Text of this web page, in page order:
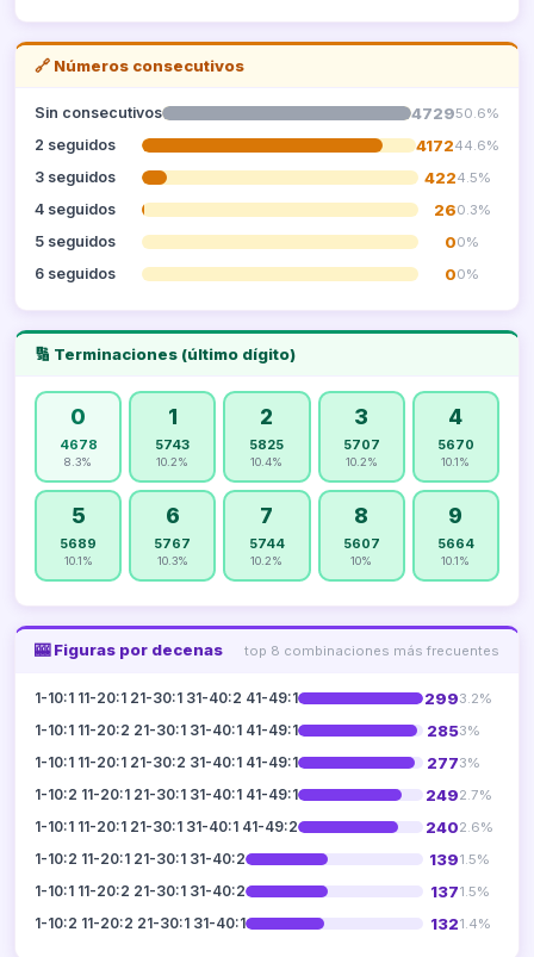
🔗 Números consecutivos
Sin consecutivos 472950.6%
2 seguidos 417244.6%
3 seguidos 4224.5%
4 seguidos 260.3%
5 seguidos 00%
6 seguidos 00%
🔢 Terminaciones (último dígito)
0
4678
8.3%
1
5743
10.2%
2
5825
10.4%
3
5707
10.2%
4
5670
10.1%
5
5689
10.1%
6
5767
10.3%
7
5744
10.2%
8
5607
10%
9
5664
10.1%
🎰 Figuras por decenas top 8 combinaciones más frecuentes
1-10:1 11-20:1 21-30:1 31-40:2 41-49:1 2993.2%
1-10:1 11-20:2 21-30:1 31-40:1 41-49:1 2853%
1-10:1 11-20:1 21-30:2 31-40:1 41-49:1 2773%
1-10:2 11-20:1 21-30:1 31-40:1 41-49:1 2492.7%
1-10:1 11-20:1 21-30:1 31-40:1 41-49:2 2402.6%
1-10:2 11-20:1 21-30:1 31-40:2 1391.5%
1-10:1 11-20:2 21-30:1 31-40:2 1371.5%
1-10:2 11-20:2 21-30:1 31-40:1 1321.4%